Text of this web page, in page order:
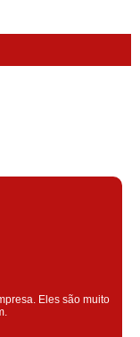
muito bom!
para o colaborador